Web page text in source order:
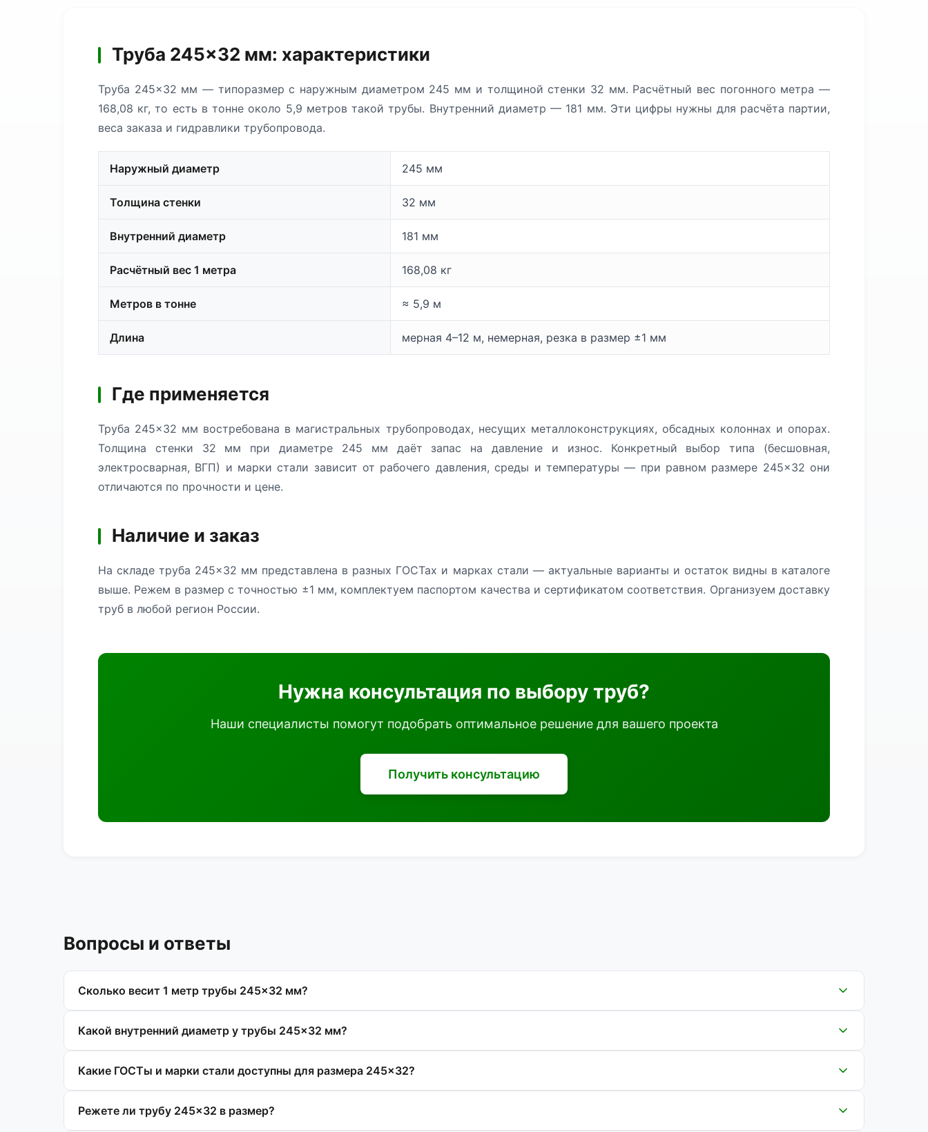
Труба 245×32 мм: характеристики
Труба 245×32 мм — типоразмер с наружным диаметром 245 мм и толщиной стенки 32 мм. Расчётный вес погонного метра —
168,08 кг, то есть в тонне около 5,9 метров такой трубы. Внутренний диаметр — 181 мм. Эти цифры нужны для расчёта партии,
веса заказа и гидравлики трубопровода.
Наружный диаметр 245 мм
Толщина стенки 32 мм
Внутренний диаметр 181 мм
Расчётный вес 1 метра 168,08 кг
Метров в тонне ≈ 5,9 м
Длина мерная 4–12 м, немерная, резка в размер ±1 мм
Где применяется
Труба 245×32 мм востребована в магистральных трубопроводах, несущих металлоконструкциях, обсадных колоннах и опорах.
Толщина стенки 32 мм при диаметре 245 мм даёт запас на давление и износ. Конкретный выбор типа (бесшовная,
электросварная, ВГП) и марки стали зависит от рабочего давления, среды и температуры — при равном размере 245×32 они
отличаются по прочности и цене.
Наличие и заказ
На складе труба 245×32 мм представлена в разных ГОСТах и марках стали — актуальные варианты и остаток видны в каталоге
выше. Режем в размер с точностью ±1 мм, комплектуем паспортом качества и сертификатом соответствия. Организуем доставку
труб в любой регион России.
Нужна консультация по выбору труб?
Наши специалисты помогут подобрать оптимальное решение для вашего проекта
Получить консультацию
Вопросы и ответы
Сколько весит 1 метр трубы 245×32 мм?
Какой внутренний диаметр у трубы 245×32 мм?
Какие ГОСТы и марки стали доступны для размера 245×32?
Режете ли трубу 245×32 в размер?